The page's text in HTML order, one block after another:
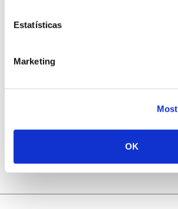
Estatísticas
Marketing
OK
25.06.2026
Natureza e florestas procuram